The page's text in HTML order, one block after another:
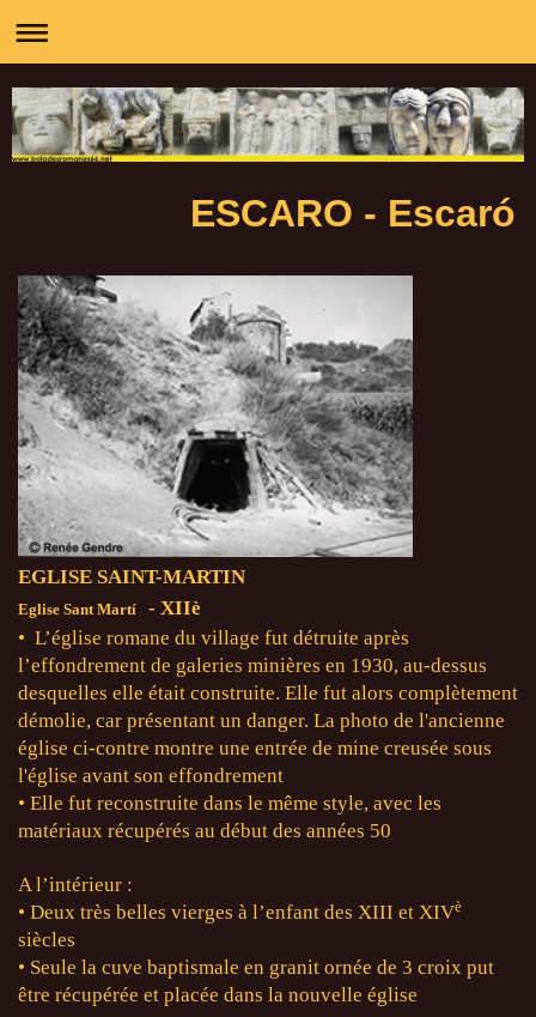
ESCARO - Escaró
EGLISE SAINT-MARTIN
Eglise Sant Martí - XIIè
• L’église romane du village fut détruite après
l’effondrement de galeries minières en 1930, au-dessus
desquelles elle était construite. Elle fut alors complètement
démolie, car présentant un danger. La photo de l'ancienne
église ci-contre montre une entrée de mine creusée sous
l'église avant son effondrement
• Elle fut reconstruite dans le même style, avec les
matériaux récupérés au début des années 50
A l’intérieur :
• Deux très belles vierges à l’enfant des XIII et XIVè
siècles
• Seule la cuve baptismale en granit ornée de 3 croix put
être récupérée et placée dans la nouvelle église